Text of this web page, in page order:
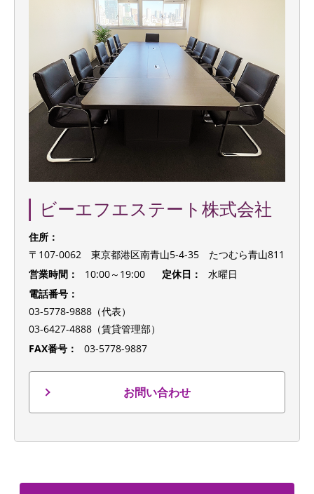
ビーエフエステート株式会社
住所：
〒107-0062 東京都港区南青山5-4-35 たつむら青山811
営業時間：
10:00～19:00 定休日：
水曜日
電話番号：
03-5778-9888（代表）
03-6427-4888（賃貸管理部）
FAX番号：
03-5778-9887
お問い合わせ